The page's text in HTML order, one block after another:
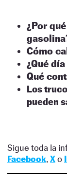
¿Por
Cómo
¿Qué
Qué
Los
pueden
Sigue toda la
Facebook, Xo